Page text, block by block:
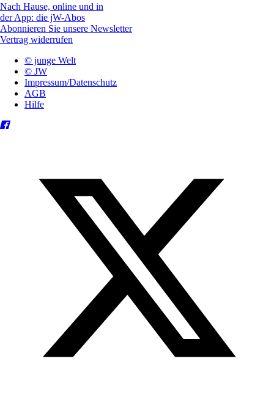
Nach Hause, online und in
der App: die jW-Abos
Abonnieren Sie unsere Newsletter
Vertrag widerrufen
© junge Welt
© JW
Impressum/Datenschutz
AGB
Hilfe